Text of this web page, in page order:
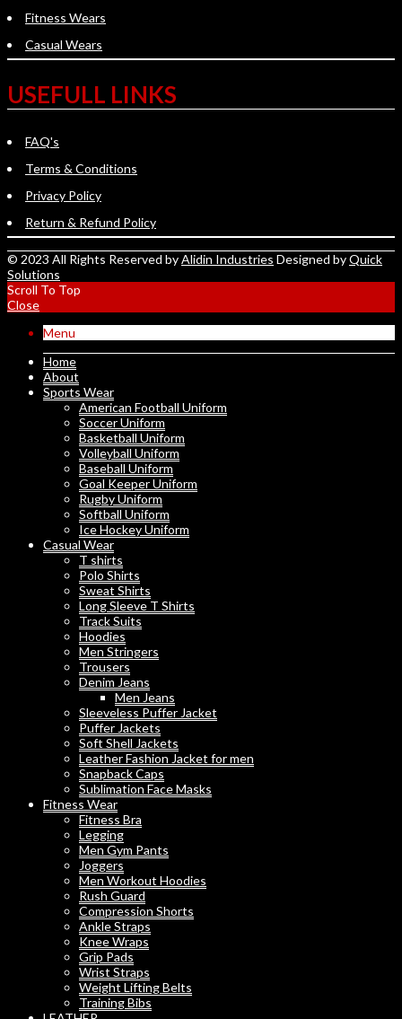
Fitness Wears
Casual Wears
USEFULL LINKS
FAQ's
Terms & Conditions
Privacy Policy
Return & Refund Policy
© 2023 All Rights Reserved byAlidin Industries Designed byQuick
Solutions
Scroll To Top
Close
Menu
Home
About
Sports Wear
American Football Uniform
Soccer Uniform
Basketball Uniform
Volleyball Uniform
Baseball Uniform
Goal Keeper Uniform
Rugby Uniform
Softball Uniform
Ice Hockey Uniform
Casual Wear
T shirts
Polo Shirts
Sweat Shirts
Long Sleeve T Shirts
Track Suits
Hoodies
Men Stringers
Trousers
Denim Jeans
Men Jeans
Sleeveless Puffer Jacket
Puffer Jackets
Soft Shell Jackets
Leather Fashion Jacket for men
Snapback Caps
Sublimation Face Masks
Fitness Wear
Fitness Bra
Legging
Men Gym Pants
Joggers
Men Workout Hoodies
Rush Guard
Compression Shorts
Ankle Straps
Knee Wraps
Grip Pads
Wrist Straps
Weight Lifting Belts
Training Bibs